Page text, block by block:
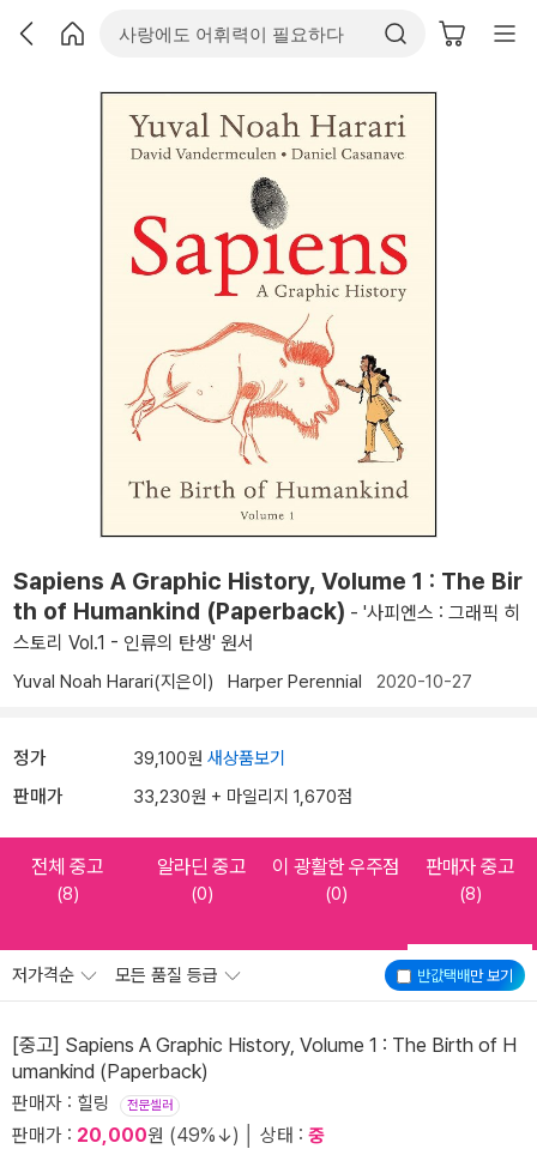
Sapiens A Graphic History, Volume 1 : The Bir
th of Humankind (Paperback) - '사피엔스 : 그래픽 히
스토리 Vol.1 - 인류의 탄생' 원서
Yuval Noah Harari(지은이) Harper Perennial 2020-10-27
정가 39,100원 새상품보기
판매가 33,230원 + 마일리지 1,670점
전체 중고
(8)
알라딘 중고
(0)
이 광활한 우주점
(0)
판매자 중고
(8)
반값택배만 보기
저가격순 모든 품질 등급
[중고] Sapiens A Graphic History, Volume 1 : The Birth of H
umankind (Paperback)
판매자 : 힐링 전문셀러
판매가 : 20,000원 (49%↓) │ 상태 : 중